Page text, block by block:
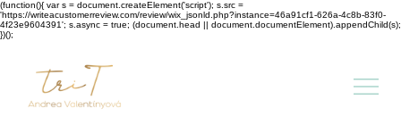
(function(){ var s = document.createElement('script'); s.src =
'https://writeacustomerreview.com/review/wix_jsonld.php?instance=46a91cf1-626a-4c8b-83f0-
4f23e9604391'; s.async = true; (document.head || document.documentElement).appendChild(s);
})();